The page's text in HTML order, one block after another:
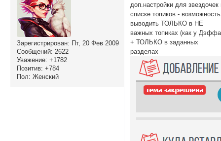
Зарегистрирован: Пт, 20 Фев 2009
Сообщений: 2622
Уважение: +1782
Позитив: +784
Пол: Женский
доп.настройки для звездочек
списке топиков - возможность
выводить ТОЛЬКО в НЕ
важных топиках (как у
+ ТОЛЬКО в заданных
разделах